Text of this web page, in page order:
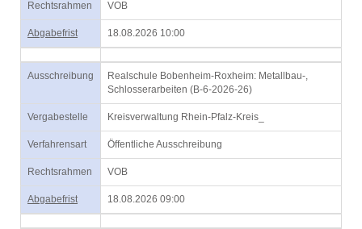
Rechtsrahmen VOB
Abgabefrist 18.08.2026 10:00
Ausschreibung
Realschule Bobenheim-Roxheim: Metallbau-,
Schlosserarbeiten (B-6-2026-26)
Vergabestelle Kreisverwaltung Rhein-Pfalz-Kreis_
Verfahrensart Öffentliche Ausschreibung
Rechtsrahmen VOB
Abgabefrist 18.08.2026 09:00